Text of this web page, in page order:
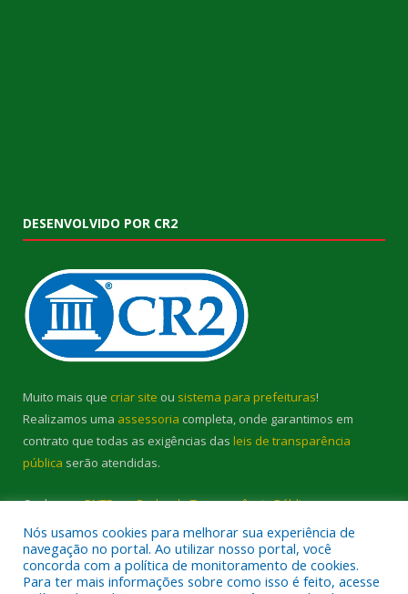
DESENVOLVIDO POR CR2
Muito mais que criar site ou sistema para prefeituras!
Realizamos uma assessoria completa, onde garantimos em
contrato que todas as exigências das leis de transparência
pública serão atendidas.
Conheça oPNTPe oRadar da Transparência Pública
Nós usamos cookies para melhorar sua experiência de
navegação no portal. Ao utilizar nosso portal, você
concorda com a política de monitoramento de cookies.
Para ter mais informações sobre como isso é feito, acesse